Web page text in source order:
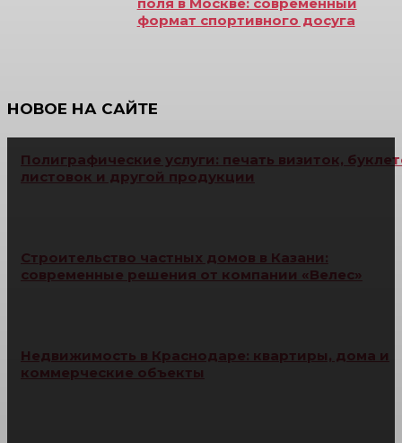
формат спортивного досуга
НОВОЕ НА САЙТЕ
Полиграфические услуги: печать визиток,
листовок и другой продукции
Строительство частных домов в Казани:
современные решения от компании «Велес»
Недвижимость в Краснодаре: квартиры, дома и
коммерческие объекты